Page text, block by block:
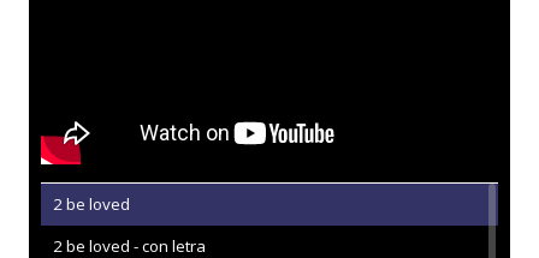
2 be loved
2 be loved - con letra